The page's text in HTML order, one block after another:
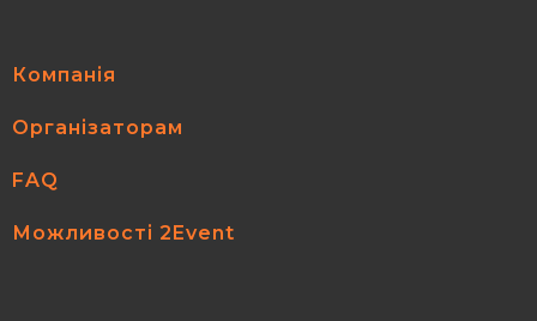
Компанія
Організаторам
FAQ
Можливості 2Event